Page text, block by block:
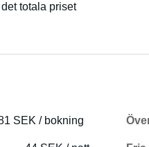
totala priset
SEK / bokning